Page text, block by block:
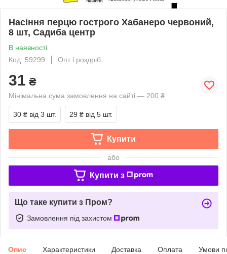
Насіння перцю гострого Хабанеро червоний,
8 шт, Садиба центр
В наявності
Код: 59299
Опт і роздріб
31 ₴
Мінімальна сума замовлення на сайті — 200 ₴
30 ₴ від 3 шт. 29 ₴ від 5 шт.
Купити
або
Купити з
Що таке купити з Пром?
Замовлення під захистом
Опис Характеристики Доставка Оплата Умови